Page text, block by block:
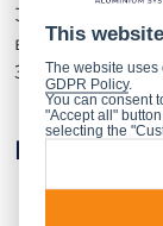
30 квітня
взято до
Запрошуємо
Інші
This
The website
GDPR Policy.
You can consent
"Accept all"
selecting the